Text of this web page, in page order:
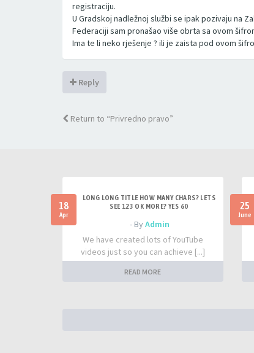
registraciju.
U Gradskoj nadležnoj službi se ipak pozivaju na
Federaciji sam pronašao više obrta sa ovom
Ima te li neko rješenje ? ili je zaista pod ovom
Reply
Return to “Privredno pravo”
18
Apr
LONG LONG TITLE HOW MANY CHARS? LETS
SEE 123 OK MORE? YES 60
- ByAdmin
We have created lots of YouTube
videos just so you can achieve [...]
READ MORE
25
June